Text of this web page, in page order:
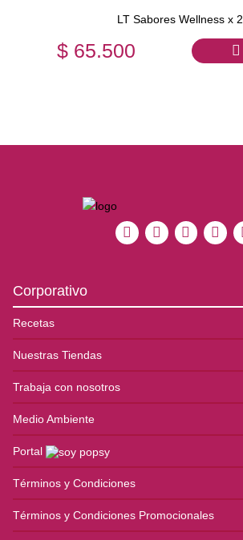
LT Sabores Wellness x 2
$ 65.500
Corporativo
Recetas
Nuestras Tiendas
Trabaja con nosotros
Medio Ambiente
Portal
Términos y Condiciones
Términos y Condiciones Promocionales